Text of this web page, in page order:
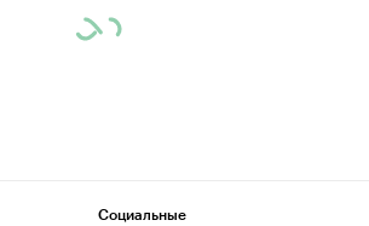
Социальные